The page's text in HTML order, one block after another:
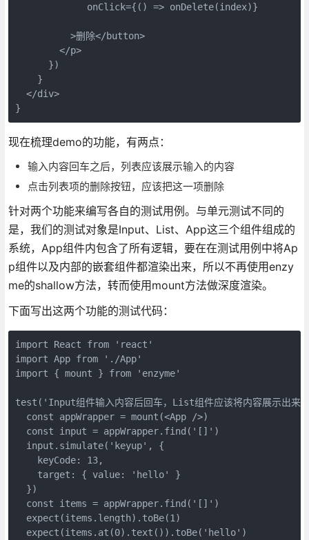
             onClick={() => onDelete(index)}
          >删除</button>
        </p>
      })
    }
  </div>
}
现在梳理demo的功能，有两点：
输入内容回车之后，列表应该展示输入的内容
点击列表项的删除按钮，应该把这一项删除
针对两个功能来编写各自的测试用例。与单元测试不同的
是，我们的测试对象是Input、List、App这三个组件组成的
系统，App组件内包含了所有逻辑，要在在测试用例中将Ap
p组件以及内部的嵌套组件都渲染出来，所以不再使用enzy
me的shallow方法，转而使用mount方法做深度渲染。
下面写出这两个功能的测试代码：
import React from 'react'
import App from './App'
import { mount } from 'enzyme'
test('Input组件输入内容后回车，List组件应该将内容展示出
  const appWrapper = mount(<App />)
  const input = appWrapper.find('[]')
  input.simulate('keyup', {
    keyCode: 13,
    target: { value: 'hello' }
  })
  const items = appWrapper.find('[]')
  expect(items.length).toBe(1)
  expect(items.at(0).text()).toBe('hello')